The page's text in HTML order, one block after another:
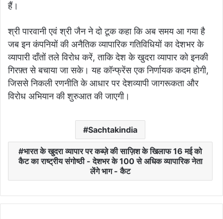
हैं।
श्री पारवानी एवं श्री जैन ने दो टूक कहा कि अब समय आ गया है
जब इन कंपनियों की अनैतिक व्यापारिक गतिविधियों का देशभर के
व्यापारी दाँतों तले विरोध करें, ताकि देश के खुदरा व्यापार को इनकी
गिरफ़्त से बचाया जा सके। यह कॉन्फ्रेंस एक निर्णायक कदम होगी,
जिससे निकली रणनीति के आधार पर देशव्यापी जागरूकता और
विरोध अभियान की शुरुआत की जाएगी।
Sachtakindia
भारत के खुदरा व्यापार पर कब्ज़े की साज़िश के खिलाफ 16 मई को
कैट का राष्ट्रीय संगोष्ठी - देशभर के 100 से अधिक व्यापारिक नेता
लेंगे भाग - कैट